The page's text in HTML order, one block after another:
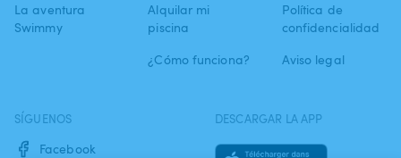
La aventura
Swimmy
Alquilar mi
piscina
¿Cómo funciona?
Política de
confidencialidad
Aviso legal
SÍGUENOS
Facebook
DESCARGAR LA APP